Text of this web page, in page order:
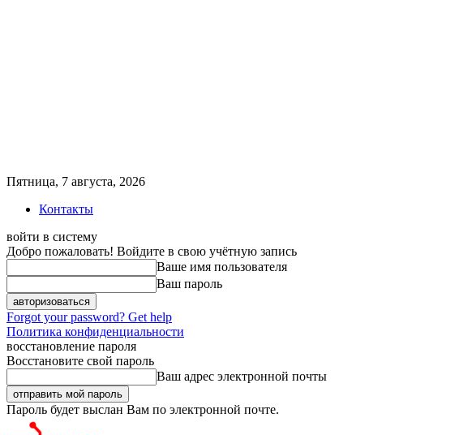
Пятница, 7 августа, 2026
Контакты
войти в систему
Добро пожаловать! Войдите в свою учётную запись
Ваше имя пользователя
Ваш пароль
Forgot your password? Get help
Политика конфиденциальности
восстановление пароля
Восстановите свой пароль
Ваш адрес электронной почты
Пароль будет выслан Вам по электронной почте.